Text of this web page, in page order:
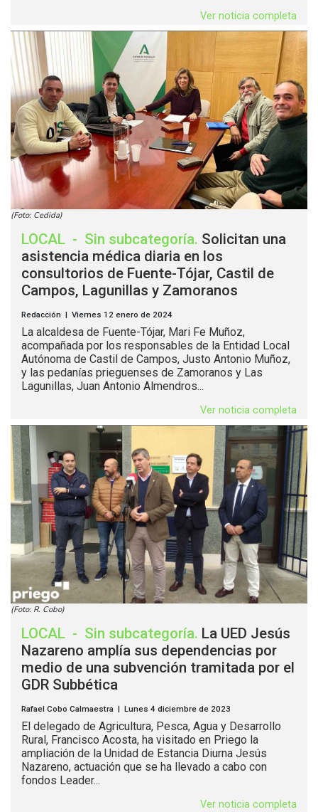
Ver noticia completa
(Foto: Cedida)
LOCAL - Sin subcategoría. Solicitan una
asistencia médica diaria en los
consultorios de Fuente-Tójar, Castil de
Campos, Lagunillas y Zamoranos
Redacción | Viernes 12 enero de 2024
La alcaldesa de Fuente-Tójar, Mari Fe Muñoz,
acompañada por los responsables de la Entidad Local
Autónoma de Castil de Campos, Justo Antonio Muñoz,
y las pedanías prieguenses de Zamoranos y Las
Lagunillas, Juan Antonio Almendros...
Ver noticia completa
(Foto: R. Cobo)
LOCAL - Sin subcategoría. La UED Jesús
Nazareno amplía sus dependencias por
medio de una subvención tramitada por el
GDR Subbética
Rafael Cobo Calmaestra | Lunes 4 diciembre de 2023
El delegado de Agricultura, Pesca, Agua y Desarrollo
Rural, Francisco Acosta, ha visitado en Priego la
ampliación de la Unidad de Estancia Diurna Jesús
Nazareno, actuación que se ha llevado a cabo con
fondos Leader...
Ver noticia completa